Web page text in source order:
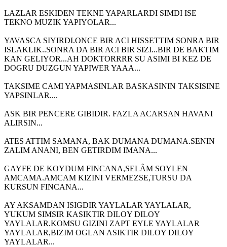
LAZLAR ESKIDEN TEKNE YAPARLARDI SIMDI ISE
TEKNO MUZIK YAPIYOLAR...
YAVASCA SIYIRDI.ONCE BIR ACI HISSETTIM SONRA BIR
ISLAKLIK..SONRA DA BIR ACI BIR SIZI...BIR DE BAKTIM
KAN GELIYOR...AH DOKTORRRR SU ASIMI BI KEZ DE
DOGRU DUZGUN YAPIWER YAAA...
TAKSIME CAMI YAPMASINLAR BASKASININ TAKSISINE
YAPSINLAR....
ASK BIR PENCERE GIBIDIR. FAZLA ACARSAN HAVANI
ALIRSIN...
ATES ATTIM SAMANA, BAK DUMANA DUMANA.SENIN
ZALIM ANANI, BEN GETIRDIM IMANA...
GAYFE DE KOYDUM FINCANA,SELÂM SOYLEN
AMCAMA.AMCAM KIZINI VERMEZSE,TURSU DA
KURSUN FINCANA...
AY AKSAMDAN ISIGDIR YAYLALAR YAYLALAR,
YUKUM SIMSIR KASIKTIR DILOY DILOY
YAYLALAR.KOMSU GIZINI ZAPT EYLE YAYLALAR
YAYLALAR,BIZIM OGLAN ASIKTIR DILOY DILOY
YAYLALAR...